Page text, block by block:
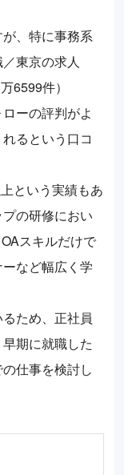
、特に事務系
東京の求人
6599件）
ーの評判がよ
るという口コ
という実績もあ
の研修におい
スキルだけで
など幅広く学
ため、正社員
期に就職した
仕事を検討し